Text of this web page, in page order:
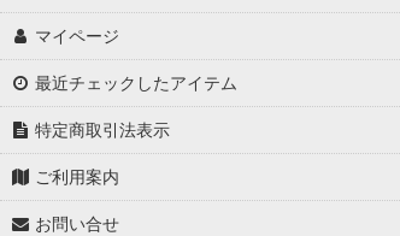
マイページ
最近チェックしたアイテム
特定商取引法表示
ご利用案内
お問い合せ